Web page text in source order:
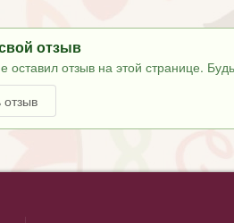
отзыв
оставил отзыв на этой странице.
отзыв